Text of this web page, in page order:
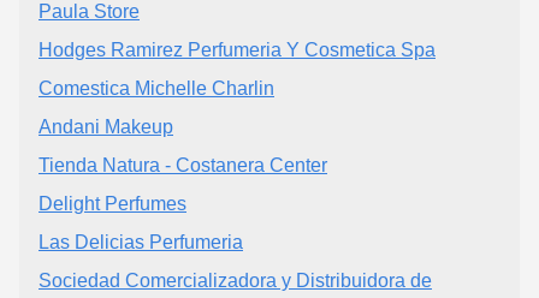
Paula Store
Hodges Ramirez Perfumeria Y Cosmetica Spa
Comestica Michelle Charlin
Andani Makeup
Tienda Natura - Costanera Center
Delight Perfumes
Las Delicias Perfumeria
Sociedad Comercializadora y Distribuidora de